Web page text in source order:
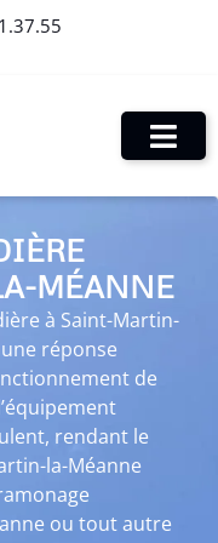
MÉANNE
à Saint-Martin-
réponse
de
rendant le
la-Méanne
ou tout autre